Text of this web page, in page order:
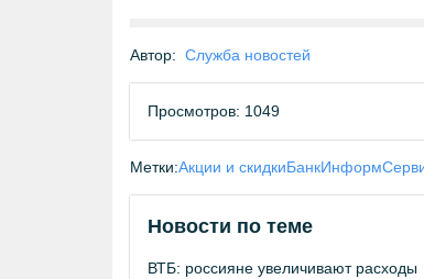
Автор: Служба новостей
Просмотров: 1049
Метки:Акции и скидки
Новости по теме
ВТБ: россияне увеличивают расходы